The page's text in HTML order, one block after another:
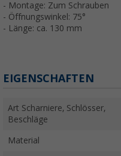
- Montage: Zum Schrauben
- Öffnungswinkel: 75°
- Länge: ca. 130 mm
EIGENSCHAFTEN
Art Scharniere, Schlösser,
Beschläge
Material